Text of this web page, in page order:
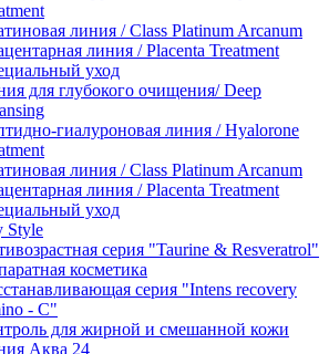
линия / Class Platinum Arcanum
линия / Placenta Treatment
уход
для глубокого очищения/ Deep
гиалуроновая линия / Hyalorone
линия / Class Platinum Arcanum
линия / Placenta Treatment
уход
Style
серия "Taurine & Resveratrol"
косметика
серия "Intens recovery
- C"
для жирной и смешанной кожи
Аква 24